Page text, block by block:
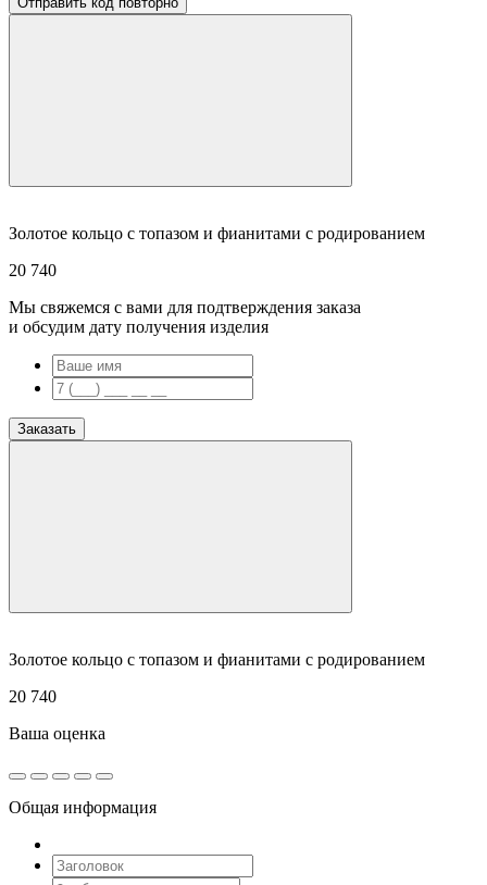
Золотое кольцо с топазом и фианитами с родированием
20 740
Мы свяжемся с вами для подтверждения заказа
и обсудим дату получения изделия
Заказать
Золотое кольцо с топазом и фианитами с родированием
20 740
Ваша оценка
Общая информация